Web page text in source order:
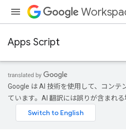
Apps Script
Google は AI 技術を使用して、コンテ
ています。AI 翻訳には誤りが含まれる